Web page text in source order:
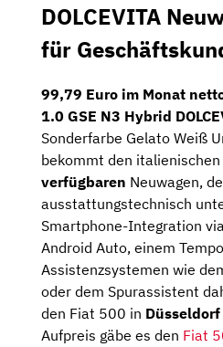
DOLCEVITA
für
99,79 Euro im Monat
1.0 GSE N3 Hybrid
Sonderfarbe Gelato Weiß
bekommt den
verfügbaren Neuwagen,
ausstattungstechnisch
Smartphone-Integration
Android Auto, einem
Assistenzsystemen wie
oder dem Spurassistent
den Fiat 500 in Düsseldorf
Aufpreis gäbe es den Fiat